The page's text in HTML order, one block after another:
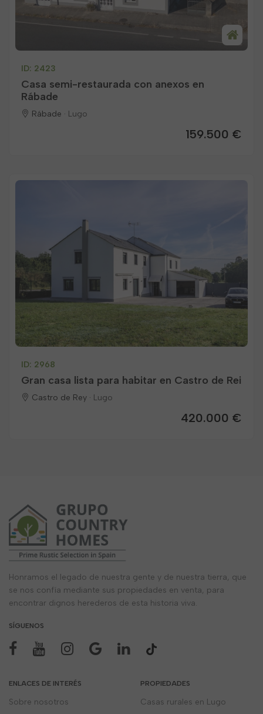
ID: 2423
Casa semi-restaurada con anexos en
Rábade
Rábade · Lugo
159.500 €
ID: 2968
Gran casa lista para habitar en Castro de Rei
Castro de Rey · Lugo
420.000 €
Honramos el legado de nuestra gente y de nuestra tierra, que
se nos confía mediante sus propiedades en venta, para
encontrar dignos herederos de esta historia viva.
SÍGUENOS
ENLACES DE INTERÉS
Sobre nosotros
PROPIEDADES
Casas rurales en Lugo